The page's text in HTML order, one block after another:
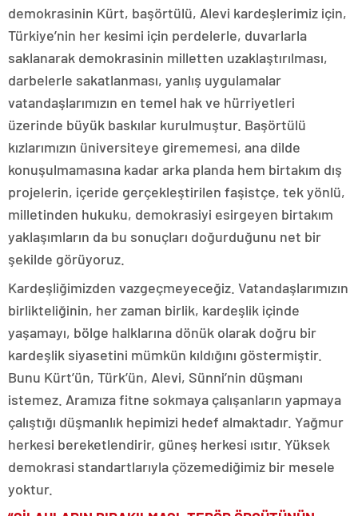
demokrasinin Kürt, başörtülü, Alevi kardeşlerimiz için,
Türkiye’nin her kesimi için perdelerle, duvarlarla
saklanarak demokrasinin milletten uzaklaştırılması,
darbelerle sakatlanması, yanlış uygulamalar
vatandaşlarımızın en temel hak ve hürriyetleri
üzerinde büyük baskılar kurulmuştur. Başörtülü
kızlarımızın üniversiteye girememesi, ana dilde
konuşulmamasına kadar arka planda hem birtakım dış
projelerin, içeride gerçekleştirilen faşistçe, tek yönlü,
milletinden hukuku, demokrasiyi esirgeyen birtakım
yaklaşımların da bu sonuçları doğurduğunu net bir
şekilde görüyoruz.
Kardeşliğimizden vazgeçmeyeceğiz. Vatandaşlarımızın
birlikteliğinin, her zaman birlik, kardeşlik içinde
yaşamayı, bölge halklarına dönük olarak doğru bir
kardeşlik siyasetini mümkün kıldığını göstermiştir.
Bunu Kürt’ün, Türk’ün, Alevi, Sünni’nin düşmanı
istemez. Aramıza fitne sokmaya çalışanların yapmaya
çalıştığı düşmanlık hepimizi hedef almaktadır. Yağmur
herkesi bereketlendirir, güneş herkesi ısıtır. Yüksek
demokrasi standartlarıyla çözemediğimiz bir mesele
yoktur.